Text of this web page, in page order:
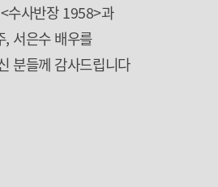
수사반장 1958>과
, 서은수 배우를
분들께 감사드립니다